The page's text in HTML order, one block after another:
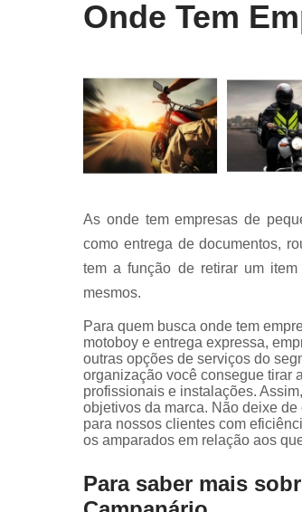
Onde Tem
As onde tem empresas de
como entrega de documentos,
tem a função de retirar um
mesmos.
Para quem busca onde tem
motoboy e entrega expressa,
outras opções de serviços do
organização você consegue tirar
profissionais e instalações.
objetivos da marca. Não deixe
para nossos clientes com
os amparados em relação aos
Para saber mais